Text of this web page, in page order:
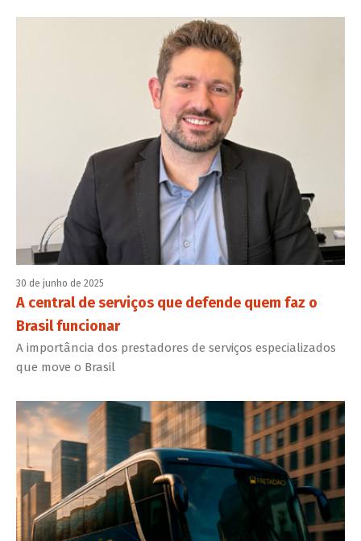
30 de junho de 2025
A central de serviços que defende quem faz o
Brasil funcionar
A importância dos prestadores de serviços especializados
que move o Brasil